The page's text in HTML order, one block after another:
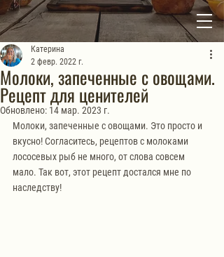
Молоки, запеченные с овощами.
Рецепт для ценителей
Катерина
2 февр. 2022 г.
Обновлено: 14 мар. 2023 г.
Молоки, запеченные с овощами. Это просто и
вкусно! Согласитесь, рецептов с молоками
лососевых рыб не много, от слова совсем
мало. Так вот, этот рецепт достался мне по
наследству!